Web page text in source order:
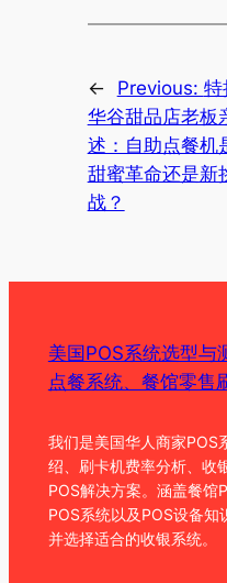
← Previous: 特
华谷甜品店老板
述：自助点餐机
甜蜜革命还是新
战？
美国POS系统选型与
点餐系统、餐馆零售
我们是美国华人商家POS
绍、刷卡机费率分析、收
POS解决方案。涵盖餐馆
POS系统以及POS设备
并选择适合的收银系统。